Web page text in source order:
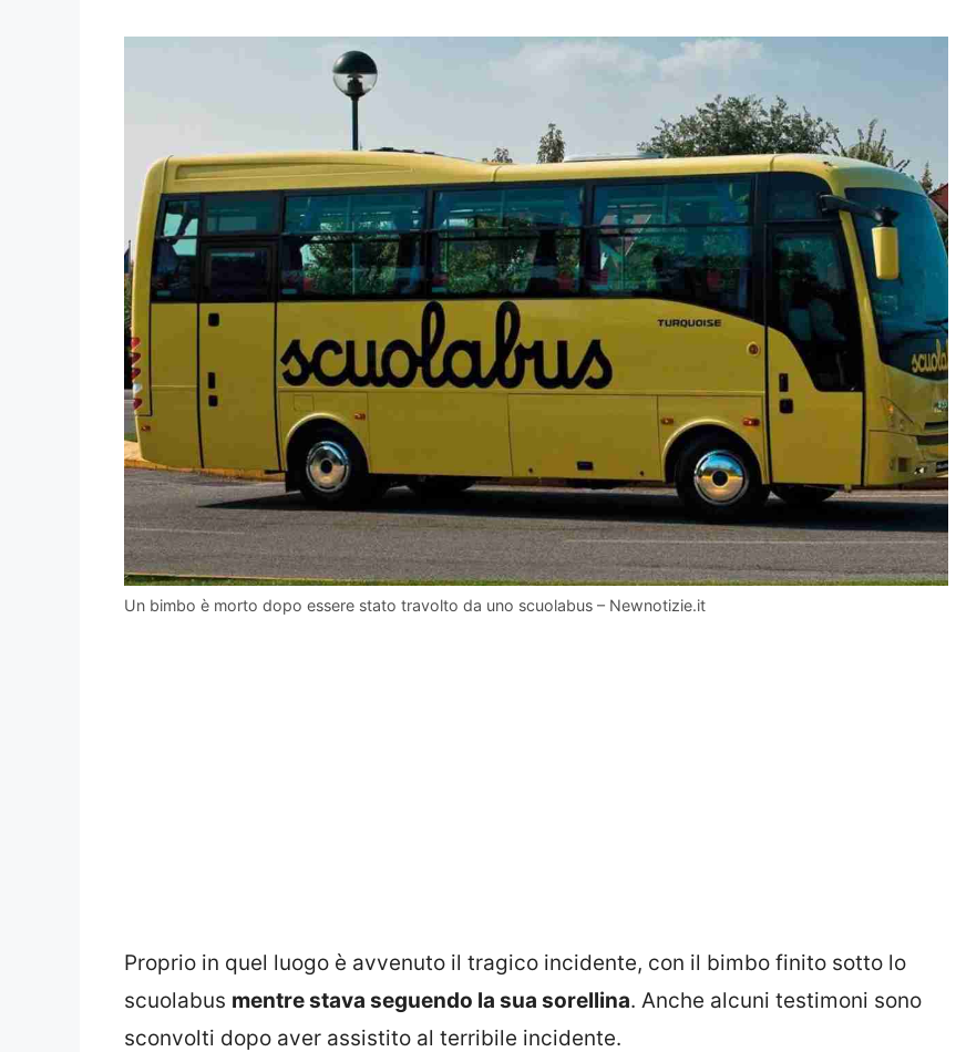
Un bimbo è morto dopo essere stato travolto da uno scuolabus – Newnotizie.it
Proprio in quel luogo è avvenuto il tragico incidente, con il bimbo finito sotto lo
scuolabus mentre stava seguendo la sua sorellina. Anche alcuni testimoni sono
sconvolti dopo aver assistito al terribile incidente.